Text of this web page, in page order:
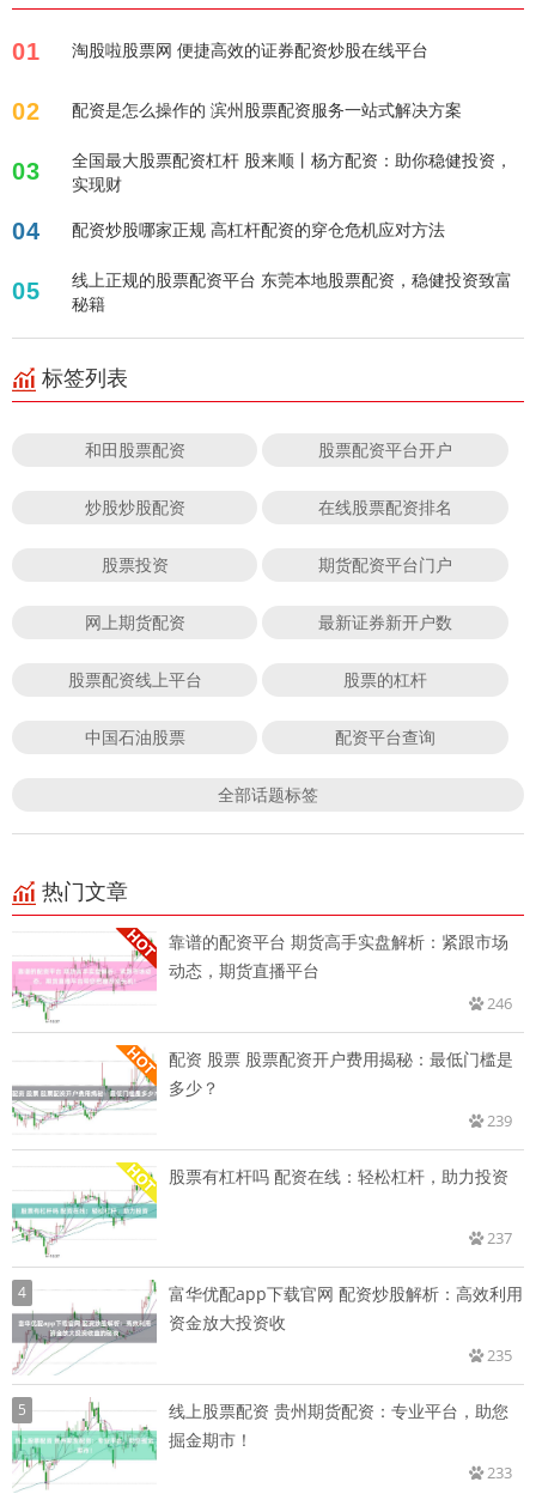
01 淘股啦股票网 便捷高效的证券配资炒股在线平台
02 配资是怎么操作的 滨州股票配资服务一站式解决方案
03
全国最大股票配资杠杆 股来顺丨杨方配资：助你稳健投资，
实现财
04 配资炒股哪家正规 高杠杆配资的穿仓危机应对方法
05
线上正规的股票配资平台 东莞本地股票配资，稳健投资致富
秘籍
标签列表
和田股票配资 股票配资平台开户
炒股炒股配资 在线股票配资排名
股票投资 期货配资平台门户
网上期货配资 最新证券新开户数
股票配资线上平台 股票的杠杆
中国石油股票 配资平台查询
全部话题标签
热门文章
靠谱的配资平台 期货高手实盘解析：紧跟市场
动态，期货直播平台
246
配资 股票 股票配资开户费用揭秘：最低门槛是
多少？
239
股票有杠杆吗 配资在线：轻松杠杆，助力投资
237
4
富华优配app下载官网 配资炒股解析：高效利用
资金放大投资收
235
5
线上股票配资 贵州期货配资：专业平台，助您
掘金期市！
233